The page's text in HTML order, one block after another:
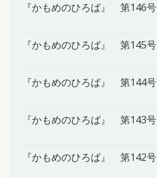
『かもめのひろば』 第146号
『かもめのひろば』 第145号
『かもめのひろば』 第144号
『かもめのひろば』 第143号
『かもめのひろば』 第142号